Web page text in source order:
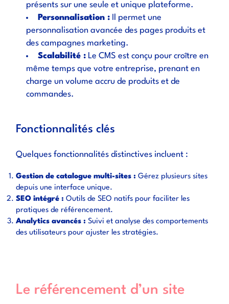
présents sur une seule et unique plateforme.
Personnalisation : Il permet une
personnalisation avancée des pages produits et
des campagnes marketing.
Scalabilité : Le CMS est conçu pour croître en
même temps que votre entreprise, prenant en
charge un volume accru de produits et de
commandes.
Fonctionnalités clés
Quelques fonctionnalités distinctives incluent :
Gestion de catalogue multi-sites : Gérez plusieurs sites
depuis une interface unique.
SEO intégré : Outils de SEO natifs pour faciliter les
pratiques de référencement.
Analytics avancés : Suivi et analyse des comportements
des utilisateurs pour ajuster les stratégies.
Le référencement d’un site